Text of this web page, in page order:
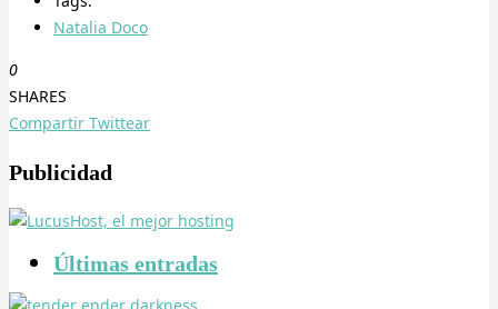
Natalia Doco
0
SHARES
Compartir Twittear
Publicidad
Últimas entradas